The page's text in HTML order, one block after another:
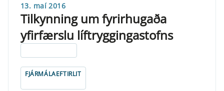
13. maí 2016
Tilkynning um fyrirhugaða
yfirfærslu líftryggingastofns
FJÁRMÁLAEFTIRLIT